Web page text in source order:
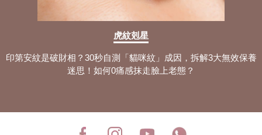
虎紋剋星
印第安紋是破財相？30秒自測「貓咪紋」成因，拆解3大無效保養
迷思！如何0痛感抹走臉上老態？